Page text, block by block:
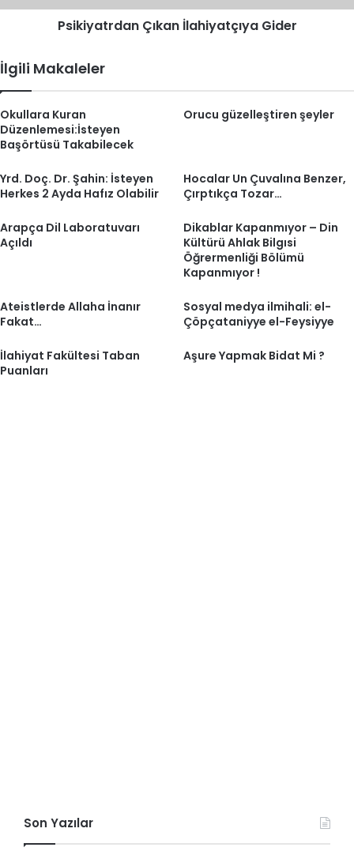
Psikiyatrdan Çıkan İlahiyatçıya Gider
İlgili Makaleler
Okullara Kuran
Düzenlemesi:İsteyen
Başörtüsü Takabilecek
Orucu güzelleştiren şeyler
Yrd. Doç. Dr. Şahin: İsteyen
Herkes 2 Ayda Hafız Olabilir
Hocalar Un Çuvalına Benzer,
Çırptıkça Tozar…
Arapça Dil Laboratuvarı
Açıldı
Dikablar Kapanmıyor – Din
Kültürü Ahlak Bilgısi
Öğrermenliği Bölümü
Kapanmıyor !
Ateistlerde Allaha İnanır
Fakat…
Sosyal medya ilmihali: el-
Çöpçataniyye el-Feysiyye
İlahiyat Fakültesi Taban
Puanları
Aşure Yapmak Bidat Mi ?
Son Yazılar